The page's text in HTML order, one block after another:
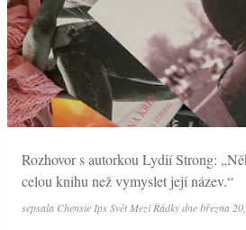
Rozhovor s autorkou Lydií Strong:
celou knihu než vymyslet její název.“
sepsala Chensie Ips Svět Mezi Řádkydnebřezna